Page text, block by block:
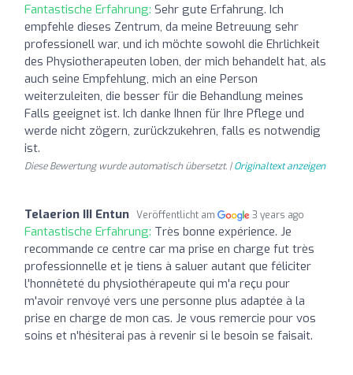
Fantastische Erfahrung: Sehr gute Erfahrung. Ich
empfehle dieses Zentrum, da meine Betreuung sehr
professionell war, und ich möchte sowohl die Ehrlichkeit
des Physiotherapeuten loben, der mich behandelt hat, als
auch seine Empfehlung, mich an eine Person
weiterzuleiten, die besser für die Behandlung meines
Falls geeignet ist. Ich danke Ihnen für Ihre Pflege und
werde nicht zögern, zurückzukehren, falls es notwendig
ist.
Diese Bewertung wurde automatisch übersetzt. |Originaltext anzeigen
Telaerion III Entun Veröffentlicht am 3 years ago
Fantastische Erfahrung: Très bonne expérience. Je
recommande ce centre car ma prise en charge fut très
professionnelle et je tiens à saluer autant que féliciter
l'honnêteté du physiothérapeute qui m'a reçu pour
m'avoir renvoyé vers une personne plus adaptée à la
prise en charge de mon cas. Je vous remercie pour vos
soins et n'hésiterai pas à revenir si le besoin se faisait.